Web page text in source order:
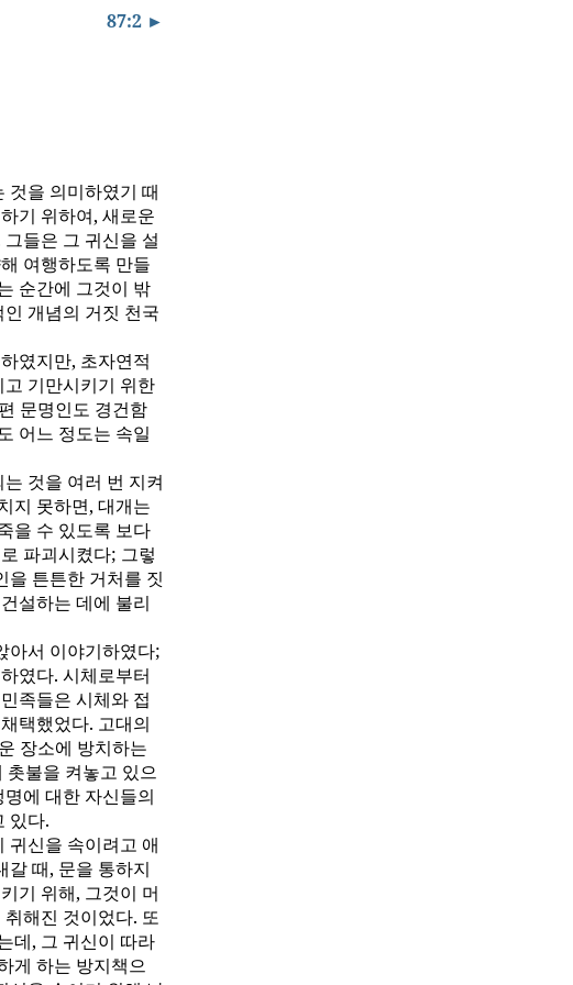
87:2 ►
것을 의미하였기 때
기 위하여, 새로운
들은 그 귀신을 설
여행하도록 만들
순간에 그것이 밖
개념의 거짓 천국
였지만, 초자연적
기만시키기 위한
문명인도 경건함
어느 정도는 속일
것을 여러 번 지켜
지 못하면, 대개는
을 수 있도록 보다
파괴시켰다; 그렇
을 튼튼한 거처를 짓
설하는 데에 불리
아서 이야기하였다;
였다. 시체로부터
족들은 시체와 접
택했었다. 고대의
장소에 방치하는
불을 켜놓고 있으
에 대한 자신들의
있다.
귀신을 속이려고 애
갈 때, 문을 통하지
기 위해, 그것이 머
해진 것이었다. 또
데, 그 귀신이 따라
게 하는 방지책으